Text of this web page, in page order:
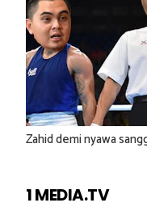
Zahid demi nyawa
1 MEDIA.TV